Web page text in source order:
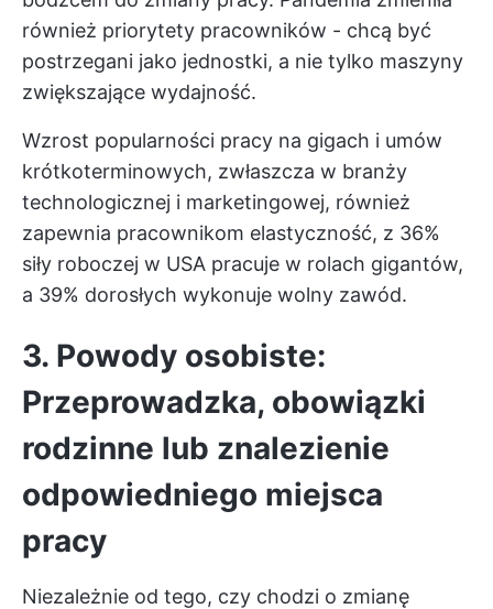
również priorytety pracowników - chcą być
postrzegani jako jednostki, a nie tylko maszyny
zwiększające wydajność.
Wzrost popularności pracy na gigach i umów
krótkoterminowych, zwłaszcza w branży
technologicznej i marketingowej, również
zapewnia pracownikom elastyczność, z 36%
siły roboczej w USA pracuje w rolach gigantów,
a 39% dorosłych wykonuje wolny zawód.
3. Powody osobiste:
Przeprowadzka, obowiązki
rodzinne lub znalezienie
odpowiedniego miejsca
pracy
Niezależnie od tego, czy chodzi o zmianę